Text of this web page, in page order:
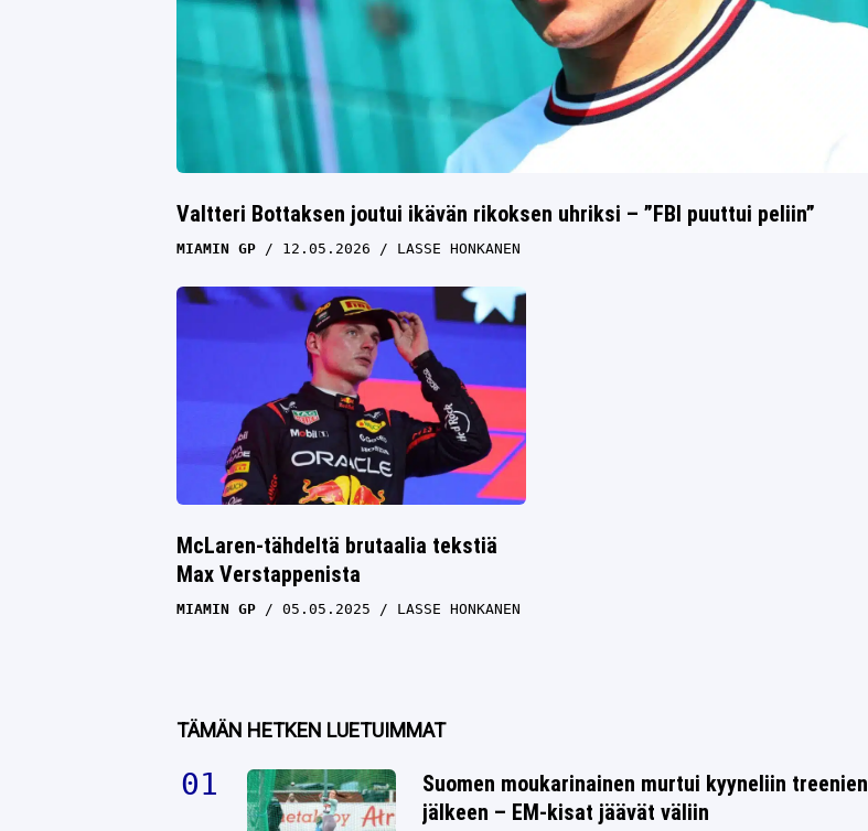
Valtteri Bottaksen joutui ikävän rikoksen uhriksi – ”FBI puuttui peliin”
MIAMIN GP 12.05.2026 LASSE HONKANEN
McLaren-tähdeltä brutaalia tekstiä
Max Verstappenista
MIAMIN GP 05.05.2025 LASSE HONKANEN
TÄMÄN HETKEN LUETUIMMAT
Suomen moukarinainen murtui kyyneliin treenien
jälkeen – EM-kisat jäävät väliin